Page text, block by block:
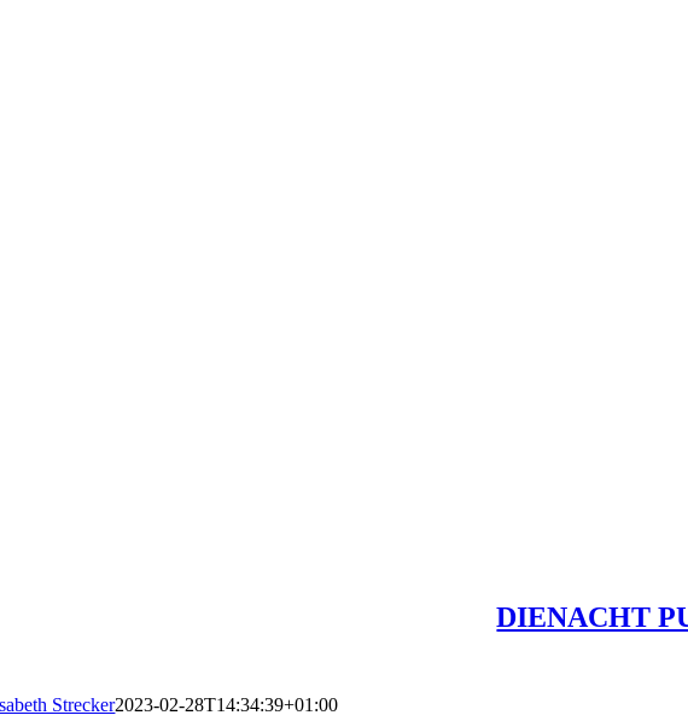
DIENACHT
Strecker2023-02-28T14:34:39+01:00